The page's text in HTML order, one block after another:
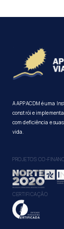
A APPACDM é uma
constrói e
com deficiência e
vida.
PROJETOS CO-
CERTIFICAÇÃO